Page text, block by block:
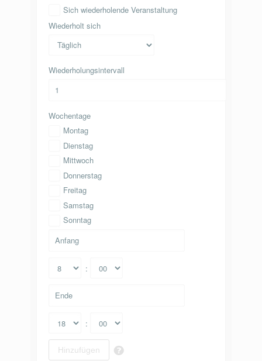
Sich wiederholende Veranstaltung
Wiederholt sich
Wiederholungsintervall
Wochentage
Montag
Dienstag
Mittwoch
Donnerstag
Freitag
Samstag
Sonntag
:
:
Hinzufügen